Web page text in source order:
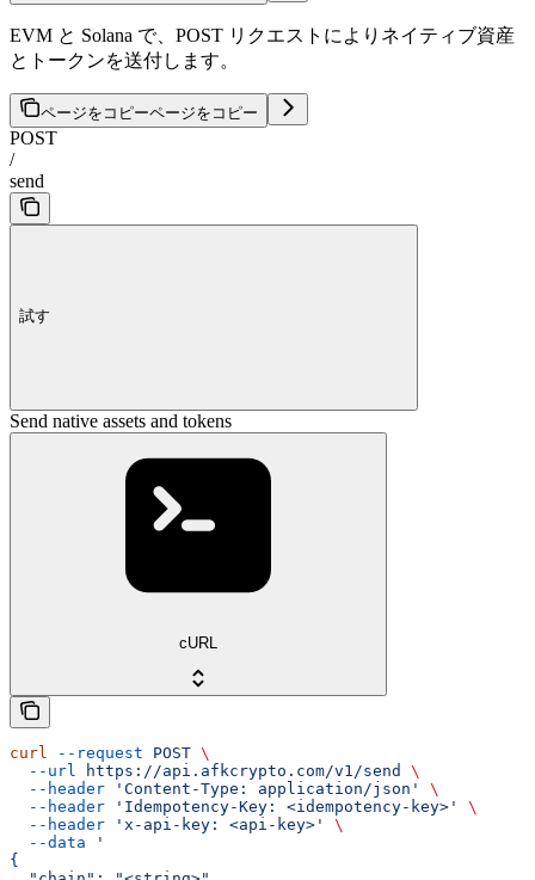
EVM と Solana で、POST リクエストによりネイティブ資産
とトークンを送付します。
ページをコピーページをコピー
POST
/
send
試す
Send native assets and tokens
cURL
curl --request POST \
  --url
https://api.afkcrypto.com/v1/send
\
  --header
'Content-Type: application/json'
\
  --header
'Idempotency-Key: <idempotency-key>'
\
  --header
'x-api-key: <api-key>'
\
  --data
'
{